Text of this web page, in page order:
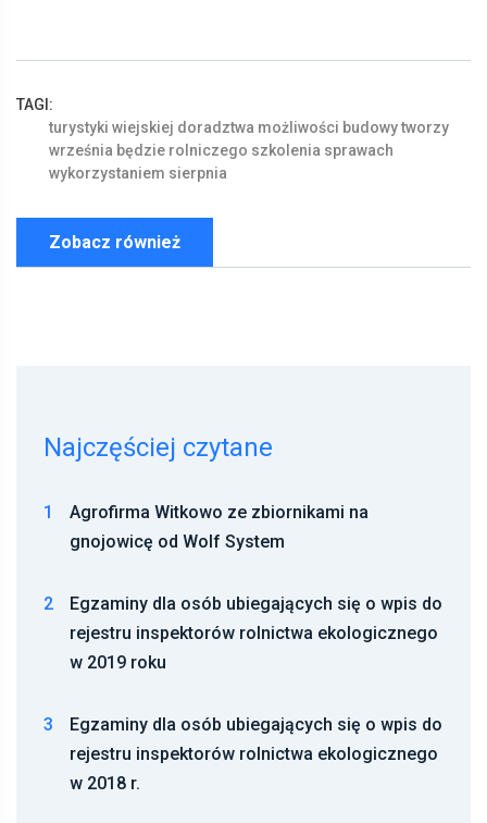
TAGI:
turystyki wiejskiej doradztwa możliwości budowytworzy
września będzie rolniczego szkolenia sprawach
wykorzystaniem sierpnia
Zobacz również
Najczęściej czytane
1
Agrofirma Witkowo ze zbiornikami na
gnojowicę od Wolf System
2
Egzaminy dla osób ubiegających się o wpis do
rejestru inspektorów rolnictwa ekologicznego
w 2019 roku
3
Egzaminy dla osób ubiegających się o wpis do
rejestru inspektorów rolnictwa ekologicznego
w 2018 r.